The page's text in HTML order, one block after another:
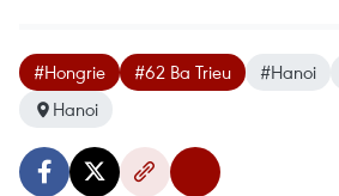
#Hongrie #62 Ba Trieu #Hanoi
Hanoi